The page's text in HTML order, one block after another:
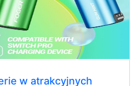
w atrakcyjnych